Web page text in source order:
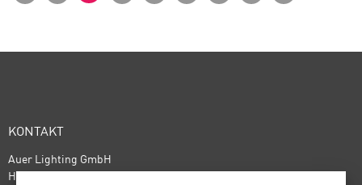
KONTAKT
Auer Lighting GmbH
Hildesheimer Straße 35